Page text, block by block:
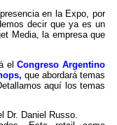
en la Expo, por
decir que ya es un
Media, la empresa que
elCongreso Argentino
que abordará temas
aquí los temas
Dr. Daniel Russo.